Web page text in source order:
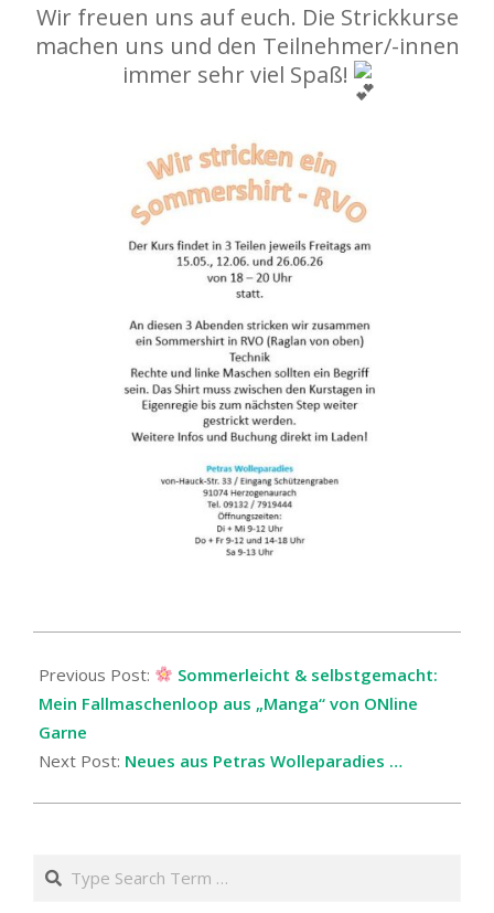
Wir freuen uns auf euch. Die Strickkurse
machen uns und den Teilnehmer/-innen
immer sehr viel Spaß!
05-
11
Previous Post:
Sommerleicht & selbstgemacht:
Mein Fallmaschenloop aus „Manga“ von ONline
Garne
Next Post: Neues aus Petras Wolleparadies …
Search